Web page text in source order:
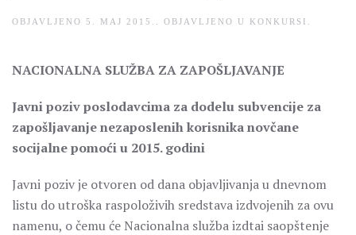
OBJAVLJENO 5. MAJ 2015. . OBJAVLJENO U KONKURSI
NACIONALNA SLUŽBA ZA ZAPOŠLJAVANJE
Javni poziv poslodavcima za dodelu subvencije za
zapošljavanje nezaposlenih korisnika novčane
socijalne pomoći u 2015. godini
Javni poziv je otvoren od dana objavljivanja u dnevnom
listu do utroška raspoloživih sredstava izdvojenih za ovu
namenu, o čemu će Nacionalna služba izdtai saopštenje